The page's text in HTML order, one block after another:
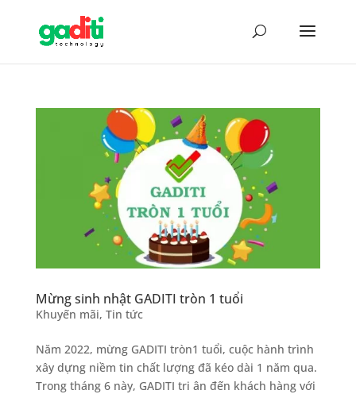
Mừng sinh nhật GADITI tròn 1 tuổi
Khuyến mãi, Tin tức
Năm 2022, mừng GADITI tròn1 tuổi, cuộc hành trình
xây dựng niềm tin chất lượng đã kéo dài 1 năm qua.
Trong tháng 6 này, GADITI tri ân đến khách hàng với